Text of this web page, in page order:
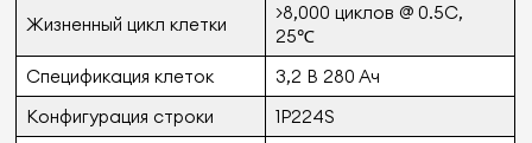
Жизненный цикл клетки
>8,000 циклов @ 0.5C,
25℃
Спецификация клеток
3,2 В 280 Ач
Конфигурация строки
1P224S